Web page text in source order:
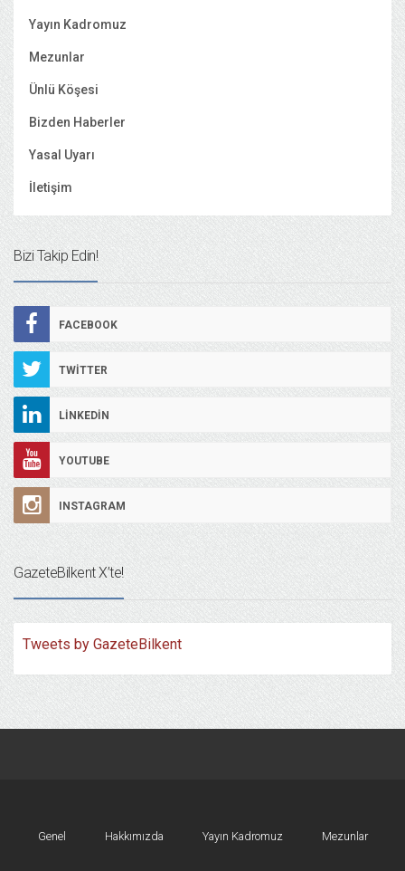
Yayın Kadromuz
Mezunlar
Ünlü Köşesi
Bizden Haberler
Yasal Uyarı
İletişim
Bizi Takip Edin!
FACEBOOK
TWITTER
LINKEDIN
YOUTUBE
INSTAGRAM
GazeteBilkent X’te!
Tweets by GazeteBilkent
Genel Hakkımızda Yayın Kadromuz Mezunlar